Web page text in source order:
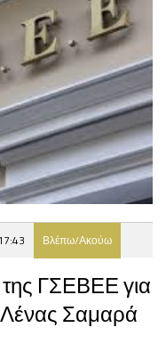
Βλέπω/Ακούω
ΓΣΕΒΕΕ για
Λένας Σαμαρά